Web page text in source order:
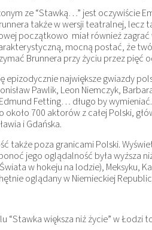
ze “Stawką…” jest oczywiście
także w wersji teatralnej, lecz
początkowo miał również
mocną postać, że
Brunnera przy życiu przez pięć
epizodycznie największe gwiazdy
Pawlik, Leon Niemczyk,
Fetting… długo by
700 aktorów z całej Polski,
i Gdańska.
także poza granicami Polski.
jego oglądalność była wyższa
w hokeju na lodzie), Meksyku,
oglądany w Niemieckiej
“Stawka większa niż życie” w Łodzi